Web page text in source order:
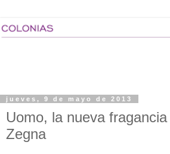
jueves, 9 de mayo de 2013
Uomo, la nueva
Zegna